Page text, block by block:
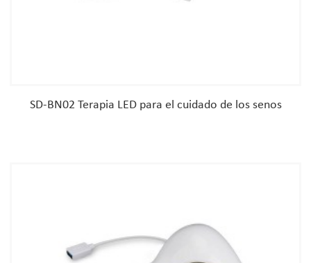
SD-BN02 Terapia LED para el cuidado de los senos